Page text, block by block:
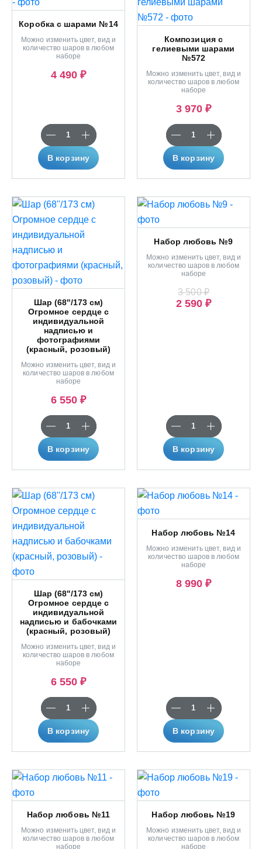
Коробка с шарами №14
Можно изменить цвет, вид и
количество шаров в любом
наборе
4 490 ₽
В корзину
Композиция с
гелиевыми шарами
№572
Можно изменить цвет, вид и
количество шаров в любом
наборе
3 970 ₽
В корзину
Шар (68''/173 см)
Огромное сердце с
индивидуальной
надписью и
фотографиями
(красный, розовый)
Можно изменить цвет, вид и
количество шаров в любом
наборе
6 550 ₽
В корзину
Набор любовь №9
Можно изменить цвет, вид и
количество шаров в любом
наборе
3 500 ₽
2 590 ₽
В корзину
Шар (68''/173 см)
Огромное сердце с
индивидуальной
надписью и бабочками
(красный, розовый)
Можно изменить цвет, вид и
количество шаров в любом
наборе
6 550 ₽
В корзину
Набор любовь №14
Можно изменить цвет, вид и
количество шаров в любом
наборе
8 990 ₽
В корзину
Набор любовь №11
Можно изменить цвет, вид и
количество шаров в любом
наборе
Набор любовь №19
Можно изменить цвет, вид и
количество шаров в любом
наборе